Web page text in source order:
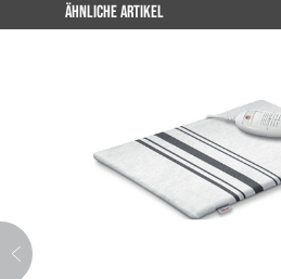
ÄHNLICHE ARTIKEL